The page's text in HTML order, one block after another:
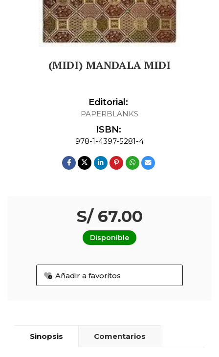
(MIDI) MANDALA MIDI
Editorial:
PAPERBLANKS
ISBN:
978-1-4397-5281-4
S/ 67.00
Disponible
Añadir a favoritos
Sinopsis Comentarios